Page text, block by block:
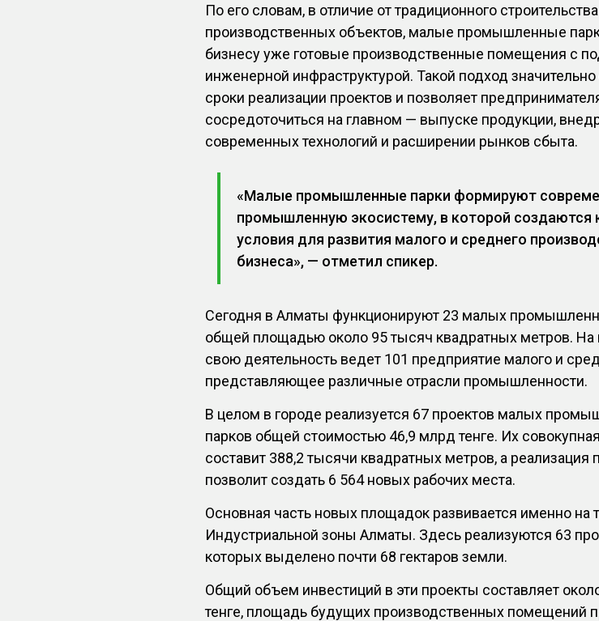
По его словам, в отличие от традиционного строительства
производственных объектов, малые промышленные
бизнесу уже готовые производственные помещения с
инженерной инфраструктурой. Такой подход
сроки реализации проектов и позволяет
сосредоточиться на главном — выпуске продукции,
современных технологий и расширении рынков сбыта.
«Малые промышленные парки формируют
промышленную экосистему, в которой
условия для развития малого и среднего
бизнеса», — отметил спикер.
Сегодня в Алматы функционируют 23 малых
общей площадью около 95 тысяч квадратных метров. На
свою деятельность ведет 101 предприятие малого и
представляющее различные отрасли промышленности.
В целом в городе реализуется 67 проектов малых
парков общей стоимостью 46,9 млрд тенге. Их
составит 388,2 тысячи квадратных метров, а реализация
позволит создать 6 564 новых рабочих места.
Основная часть новых площадок развивается именно на
Индустриальной зоны Алматы. Здесь реализуются 63
которых выделено почти 68 гектаров земли.
Общий объем инвестиций в эти проекты составляет
тенге, площадь будущих производственных помещений